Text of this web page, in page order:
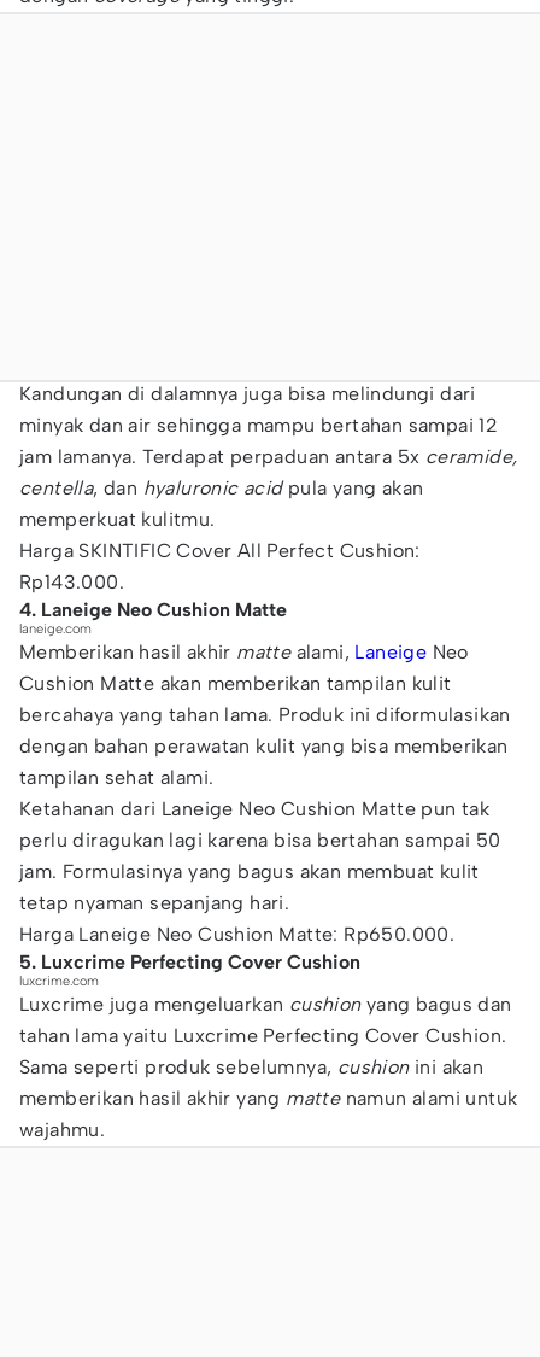
Kandungan di dalamnya juga bisa melindungi dari
minyak dan air sehingga mampu bertahan sampai 12
jam lamanya. Terdapat perpaduan antara 5x ceramide,
centella, dan hyaluronic acidpula yang akan
memperkuat kulitmu.
Harga SKINTIFIC Cover All Perfect Cushion:
Rp143.000.
4. Laneige Neo Cushion Matte
laneige.com
Memberikan hasil akhir mattealami, Laneige Neo
Cushion Matte akan memberikan tampilan kulit
bercahaya yang tahan lama. Produk ini diformulasikan
dengan bahan perawatan kulit yang bisa memberikan
tampilan sehat alami.
Ketahanan dari Laneige Neo Cushion Matte pun tak
perlu diragukan lagi karena bisa bertahan sampai 50
jam. Formulasinya yang bagus akan membuat kulit
tetap nyaman sepanjang hari.
Harga Laneige Neo Cushion Matte: Rp650.000.
5. Luxcrime Perfecting Cover Cushion
luxcrime.com
Luxcrime juga mengeluarkan cushionyang bagus dan
tahan lama yaitu Luxcrime Perfecting Cover Cushion.
Sama seperti produk sebelumnya, cushionini akan
memberikan hasil akhir yang mattenamun alami untuk
wajahmu.